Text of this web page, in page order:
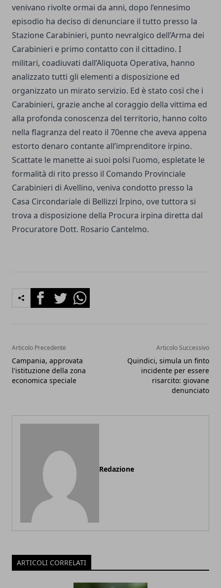
venivano rivolte ormai da anni, dopo l’ennesimo
episodio ha deciso di denunciare il tutto presso la
Stazione Carabinieri, punto nevralgico dell’Arma dei
Carabinieri e primo contatto con il cittadino. I
militari, coadiuvati dall’Aliquota Operativa, hanno
analizzato tutti gli elementi a disposizione ed
organizzato un mirato servizio. Ed è stato così che i
Carabinieri, grazie anche al coraggio della vittima ed
alla profonda conoscenza del territorio, hanno colto
nella flagranza del reato il 70enne che aveva appena
estorto denaro contante all’imprenditore irpino.
Scattate le manette ai suoi polsi l’uomo, espletate le
formalità di rito presso il Comando Provinciale
Carabinieri di Avellino, veniva condotto presso la
Casa Circondariale di Bellizzi Irpino, ove tuttora si
trova a disposizione della Procura irpina diretta dal
Procuratore Dott. Rosario Cantelmo.
FacebookTwitterWhatsapp
Articolo Precedente
Campania, approvata
l'istituzione della zona
economica speciale
Articolo Successivo
Quindici, simula un finto
incidente per essere
risarcito: giovane
denunciato
Redazione
ARTICOLI CORRELATI